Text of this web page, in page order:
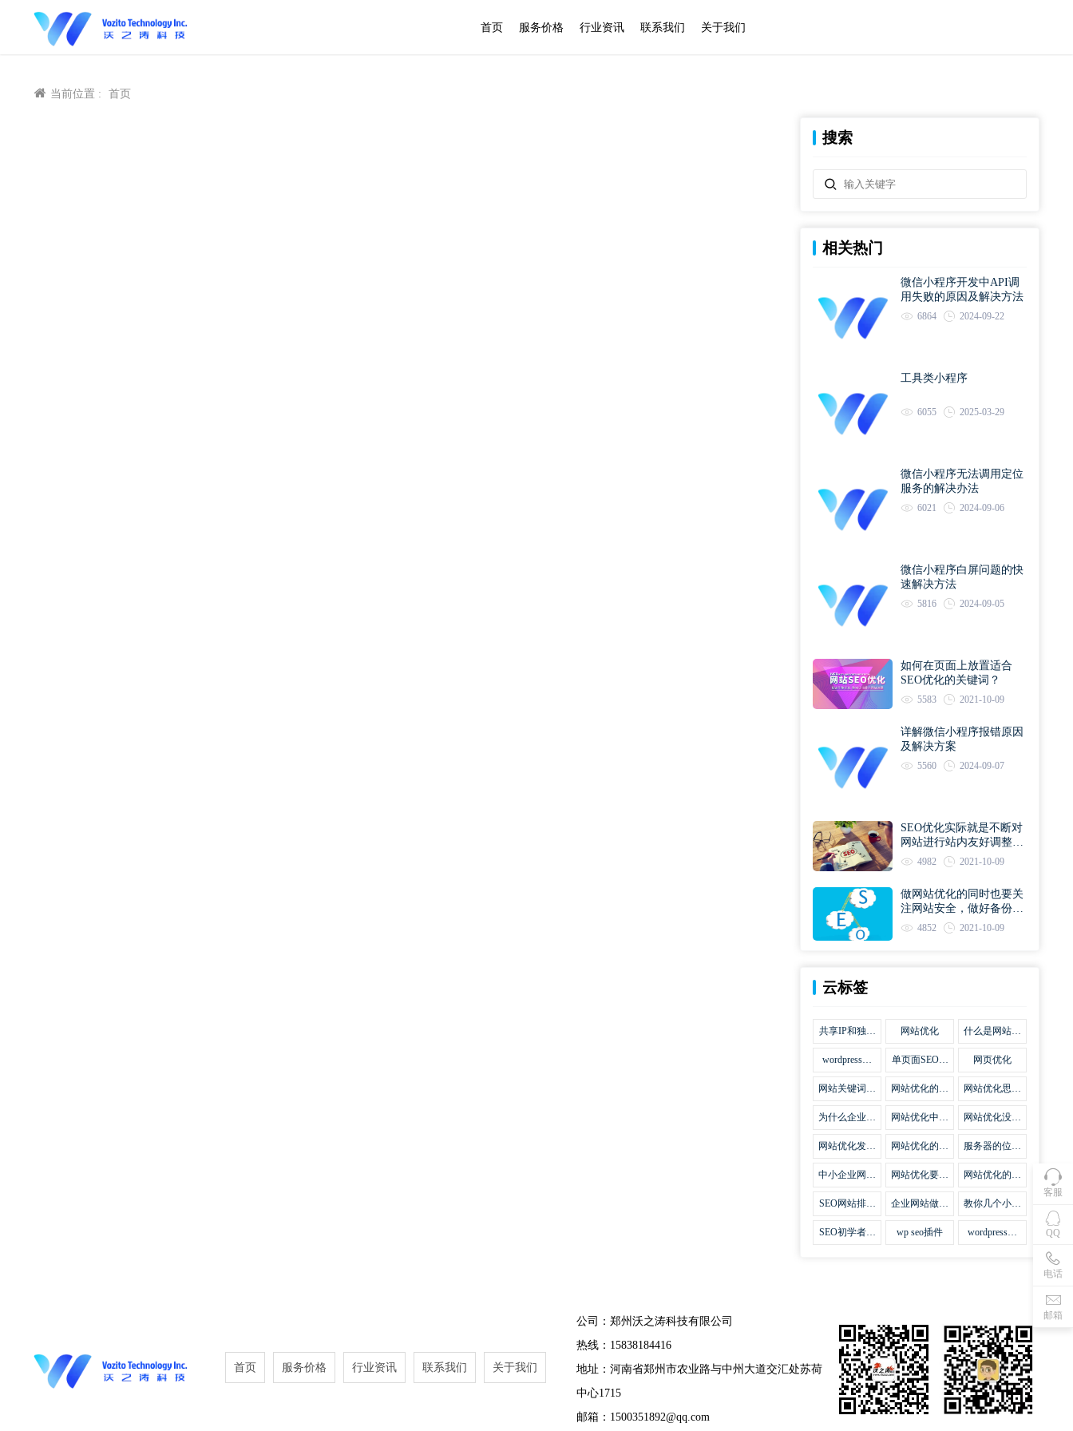
首页 服务价格 行业资讯 联系我们 关于我们
当前位置 : 首页
搜索
相关热门
微信小程序开发中API调
用失败的原因及解决方法
6864 2024-09-22
工具类小程序
6055 2025-03-29
微信小程序无法调用定位
服务的解决办法
6021 2024-09-06
微信小程序白屏问题的快
速解决方法
5816 2024-09-05
如何在页面上放置适合
SEO优化的关键词？
5583 2021-10-09
详解微信小程序报错原因
及解决方案
5560 2024-09-07
SEO优化实际就是不断对
网站进行站内友好调整直
到符合优化规则
4982 2021-10-09
做网站优化的同时也要关
注网站安全，做好备份工
作 4852 2021-10-09
云标签
共享IP和独立
网站优化
什么是网站优
wordpress网
集插件
单页面SEO网
网页优化
网站关键词优
么
网站优化的误
网站优化思路
要
为什么企业网
网站SEO优
网站优化中关
干问题
网站优化没有
味道
网站优化发挥
网站优化的费
服务器的位置
影响
中小企业网站
法
网站优化要不
网站优化的逆
SEO网站排名
法宝
企业网站做好
势
教你几个小技
页优化
SEO初学者，
wp seo插件
wordpress插
客服
QQ
电话
邮箱
首页 服务价格 行业资讯 联系我们 关于我们
公司：郑州沃之涛科技有限公司
热线：15838184416
地址：河南省郑州市农业路与中州大道交汇处苏荷
中心1715
邮箱：1500351892@qq.com